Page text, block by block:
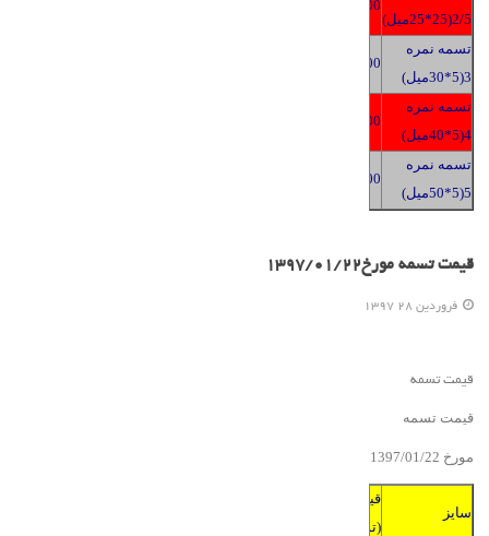
2/5(25*25میل)
2400
تسمه نمره
3(5*30میل)
2400
تسمه نمره
4(5*40میل)
2400
تسمه نمره
5(5*50میل)
2400
قیمت تسمه مورخ1397/01/22
فروردين 28 1397
قیمت تسمه
قیمت تسمه
مورخ 139 7/01/22
سایز
قیمت
(تومان)